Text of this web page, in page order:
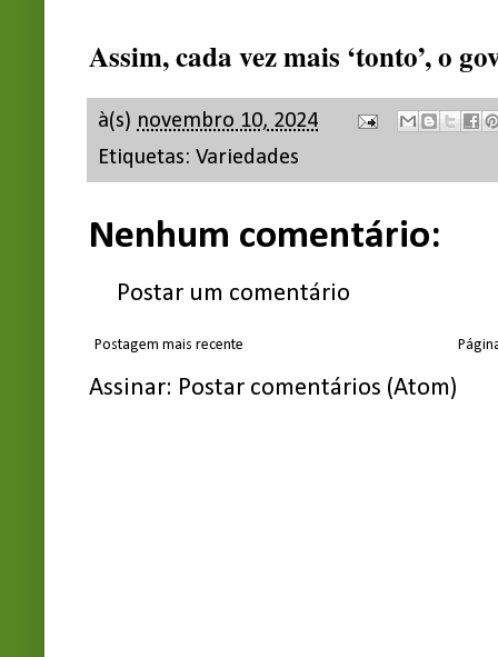
Assim, cada vez mais ‘tonto’, o
à(s) novembro 10, 2024
Etiquetas: Variedades
Nenhum comentário:
Postar um comentário
Postagem mais recente
Assinar: Postar comentários (Atom)